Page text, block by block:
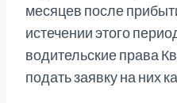
месяцев после
истечении этого
водительские права
подать заявку на них